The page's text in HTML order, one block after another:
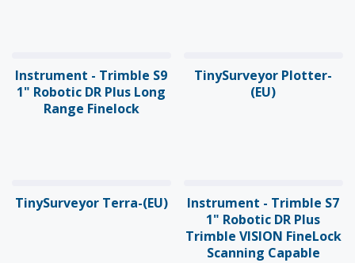
Instrument - Trimble S9
1" Robotic DR Plus Long
Range Finelock
TinySurveyor Plotter-
(EU)
TinySurveyor Terra-(EU)
Instrument - Trimble S7
1" Robotic DR Plus
Trimble VISION FineLock
Scanning Capable